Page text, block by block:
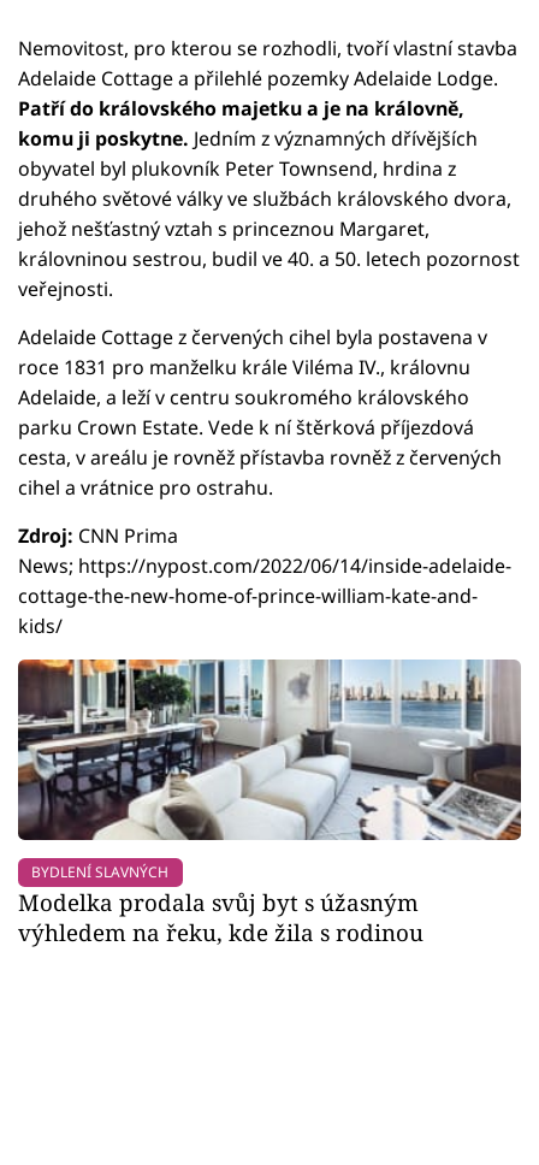
Nemovitost, pro kterou se rozhodli, tvoří vlastní stavba
Adelaide Cottage a přilehlé pozemky Adelaide Lodge.
Patří do královského majetku a je na královně,
komu ji poskytne. Jedním z významných dřívějších
obyvatel byl plukovník Peter Townsend, hrdina z
druhého světové války ve službách královského dvora,
jehož nešťastný vztah s princeznou Margaret,
královninou sestrou, budil ve 40. a 50. letech pozornost
veřejnosti.
Adelaide Cottage z červených cihel byla postavena v
roce 1831 pro manželku krále Viléma IV., královnu
Adelaide, a leží v centru soukromého královského
parku Crown Estate. Vede k ní štěrková příjezdová
cesta, v areálu je rovněž přístavba rovněž z červených
cihel a vrátnice pro ostrahu.
Zdroj: CNN Prima
News; https://nypost.com/2022/06/14/inside-adelaide-
cottage-the-new-home-of-prince-william-kate-and-
kids/
BYDLENÍ SLAVNÝCH
Modelka prodala svůj byt s úžasným
výhledem na řeku, kde žila s rodinou